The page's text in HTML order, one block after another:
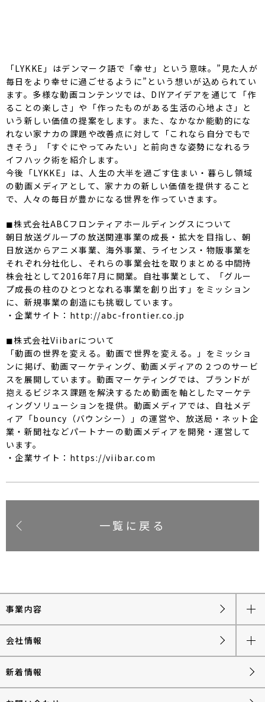
「LYKKE」はデンマーク語で「幸せ」という意味。”見た人が
毎日をより幸せに過ごせるように”という想いが込められてい
ます。多様な動画コンテンツでは、DIYアイデアを通じて「作
ることの楽しさ」や「作ったものがある生活の心地よさ」と
いう新しい価値の提案をします。また、なかなか能動的にな
れない家ナカの課題や改善点に対して「これなら自分でもで
きそう」「すぐにやってみたい」と前向きな姿勢になれるラ
イフハック術を紹介します。
今後「LYKKE」は、人生の大半を過ごす住まい・暮らし領域
の動画メディアとして、家ナカの新しい価値を提供すること
で、人々の毎日が豊かになる世界を作っていきます。
◼株式会社ABCフロンティアホールディングスについて
朝日放送グループの放送関連事業の成長・拡大を目指し、朝
日放送からアニメ事業、海外事業、ライセンス・物販事業を
それぞれ分社化し、それらの事業会社を取りまとめる中間持
株会社として2016年7月に開業。自社事業として、「グルー
プ成長の柱のひとつとなれる事業を創り出す」をミッション
に、新規事業の創造にも挑戦しています。
・企業サイト：http://abc-frontier.co.jp
◼株式会社Viibarについて
「動画の世界を変える。動画で世界を変える。」をミッショ
ンに掲げ、動画マーケティング、動画メディアの２つのサービ
スを展開しています。動画マーケティングでは、ブランドが
抱えるビジネス課題を解決するため動画を軸としたマーケテ
ィングソリューションを提供。動画メディアでは、自社メデ
ィア「bouncy（バウンシー）」の運営や、放送局・ネット企
業・新聞社などパートナーの動画メディアを開発・運営して
います。
・企業サイト：https://viibar.com
一覧に戻る
事業内容
会社情報
新着情報